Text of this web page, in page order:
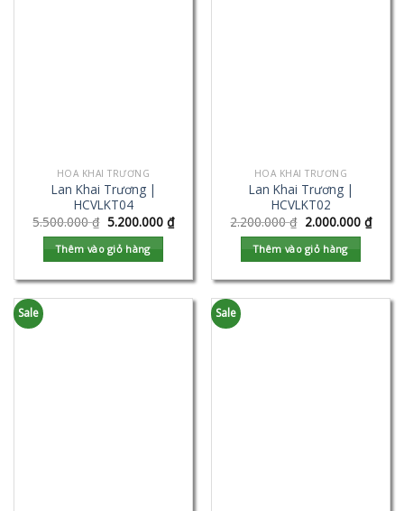
HOA KHAI TRƯƠNG
Lan Khai Trương |
HCVLKT04
5.500.000₫ 5.200.000 ₫
Thêm vào giỏ hàng
HOA KHAI TRƯƠNG
Lan Khai Trương |
HCVLKT02
2.200.000₫ 2.000.000 ₫
Thêm vào giỏ hàng
Sale Sale